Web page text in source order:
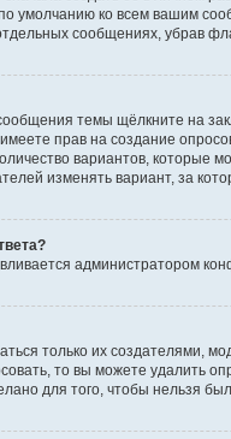
умолчанию ко всем вашим
сообщениях, убрав
темы щёлкните на
прав на создание
вариантов,
изменять вариант, за
администратором
только их создателями,
то вы можете удалить
для того, чтобы нельзя